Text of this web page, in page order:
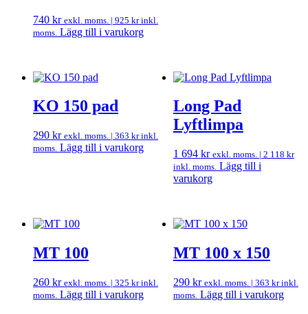
740 kr exkl. moms. | 925 krinkl.
moms. Lägg till i varukorg
KO 150 pad
290 kr exkl. moms. | 363 krinkl.
moms. Lägg till i varukorg
Long Pad
Lyftlimpa
1 694 kr exkl. moms. | 2 118 kr
inkl. moms. Lägg till i
varukorg
MT 100
260 kr exkl. moms. | 325 krinkl.
moms. Lägg till i varukorg
MT 100 x 150
290 kr exkl. moms. | 363 krinkl.
moms. Lägg till i varukorg